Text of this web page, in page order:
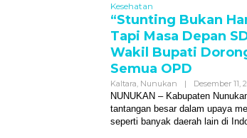
Kesehatan
“Stunting Bukan
Tapi Masa Depan
Wakil Bupati
Semua OPD
Kaltara, Nunukan | Desember 11,
NUNUKAN – Kabupaten
tantangan besar dalam upaya
seperti banyak daerah lain di